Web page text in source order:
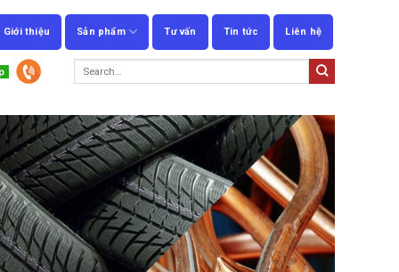
Giới thiệu Sản phẩm Tư vấn Tin tức Liên hệ
Search